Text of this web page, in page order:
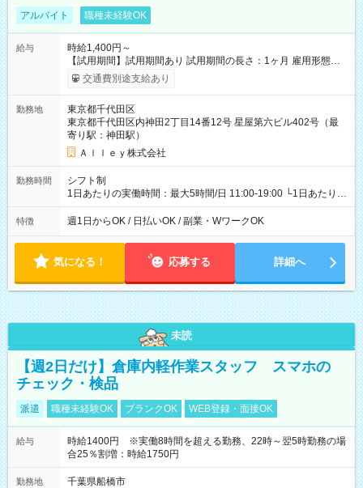
アルバイト 職種未経験OK
給与
時給1,400円～
【試用期間】試用期間あり 試用期間の長さ：1ヶ月 雇用形態、
給与は本採用時と同じです。
交通費別途支給あり
勤務地
東京都千代田区
東京都千代田区内神田2丁目14番12号 星屋第六ビル402号（最
寄り駅：神田駅）
Ａｌｌｅｙ株式会社
勤務時間
シフト制
1日あたりの実働時間：最大5時間/日 11:00-19:00 └1日あたりの
実働時間：1-5時間 └上記の時間帯内であれば、いつでも勤務可
能！ └平日・土曜日の中で、お好きな曜日でご勤務いただけま
18:00 などのように、自由な働き方が可能なお仕事です！
特徴 週1日からOK / 日払いOK / 副業・WワークOK
気になる！ 応募する 詳細へ
未読
【週2日だけ】倉庫内軽作業スタッフ スマホの
チェック・検品
派遣 職種未経験OK ブランクOK WEB登録・面接OK
給与
時給1400円 ※実働8時間を超える勤務、22時～翌5時勤務の場
合25％割増：時給1750円
勤務地
千葉県船橋市